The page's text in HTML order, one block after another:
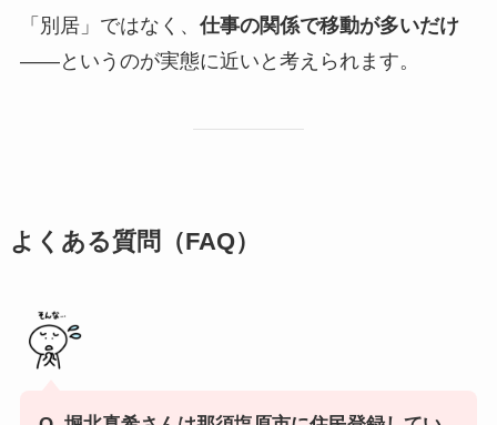
「別居」ではなく、 仕事の関係で移動が多いだけ
——というのが実態に近いと考えられます。
よくある質問（FAQ）